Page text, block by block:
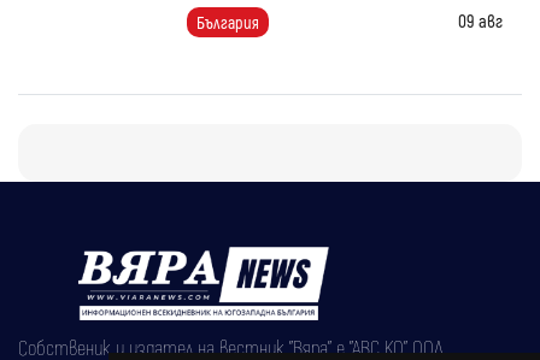
България 09 авг
Собственик и издател на вестник "Вяра" е "АВС КО" ООД,